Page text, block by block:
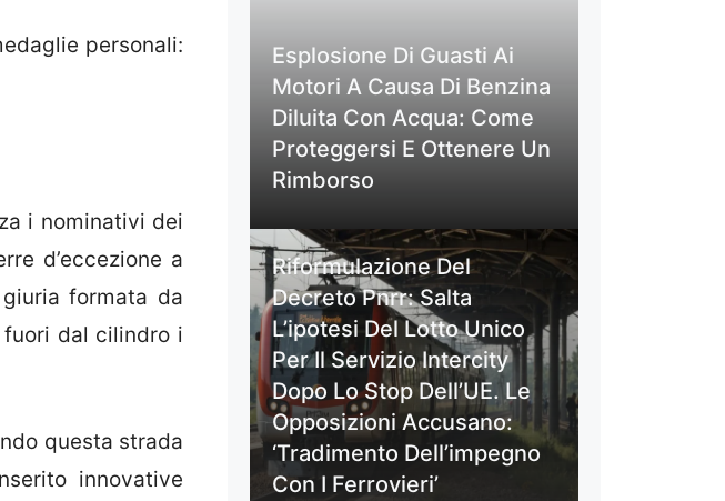
personali:
i nominativi dei
d’eccezione a
formata da
dal cilindro i
questa strada
innovative
Esplosione Di Guasti Ai
Motori A Causa Di Benzina
Diluita Con Acqua: Come
Proteggersi E Ottenere Un
Rimborso
Riformulazione Del
Decreto Pnrr: Salta
L’ipotesi Del Lotto Unico
Per Il Servizio Intercity
Dopo Lo Stop Dell’UE. Le
Opposizioni Accusano:
‘Tradimento Dell’impegno
Con I Ferrovieri’